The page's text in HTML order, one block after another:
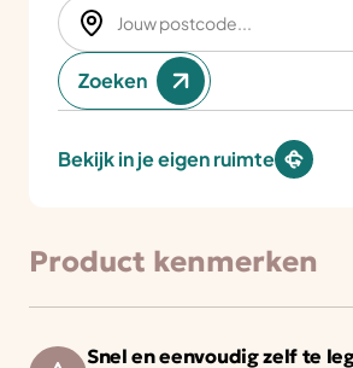
Zoeken
Bekijk in je eigen ruimte
Product kenmerken
Snel en eenvoudig zelf te